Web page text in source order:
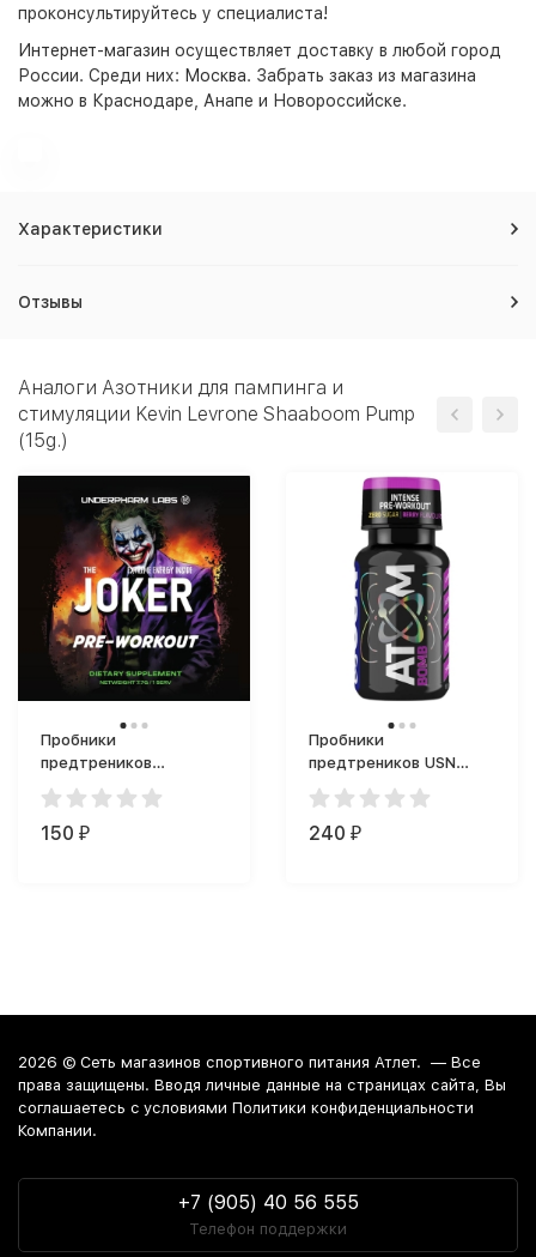
проконсультируйтесь у специалиста!
Интернет-магазин осуществляет доставку в любой город
России. Среди них: Москва. Забрать заказ из магазина
можно в Краснодаре, Анапе и Новороссийске.
Характеристики
Отзывы
Аналоги Азотники для пампинга и
стимуляции Kevin Levrone Shaaboom Pump
(15g.)
Пробники
предтреников
Underfarm Labs Joker
предтренинг (6 г)
150 ₽
Пробники
предтреников USN
Atom Bomb (60 мл)
240 ₽
2026 © Сеть магазинов спортивного питания Атлет. — Все
права защищены. Вводя личные данные на страницах сайта, Вы
соглашаетесь c условиями Политики конфиденциальности
Компании.
+7 (905) 40 56 555
Телефон поддержки